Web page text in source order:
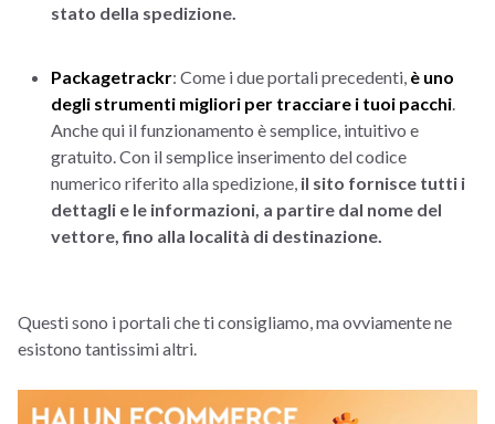
stato della spedizione.
Packagetrackr: Come i due portali precedenti, è uno
degli strumenti migliori per tracciare i tuoi pacchi.
Anche qui il funzionamento è semplice, intuitivo e
gratuito. Con il semplice inserimento del codice
numerico riferito alla spedizione, il sito fornisce tutti i
dettagli e le informazioni, a partire dal nome del
vettore, fino alla località di destinazione.
Questi sono i portali che ti consigliamo, ma ovviamente ne
esistono tantissimi altri.